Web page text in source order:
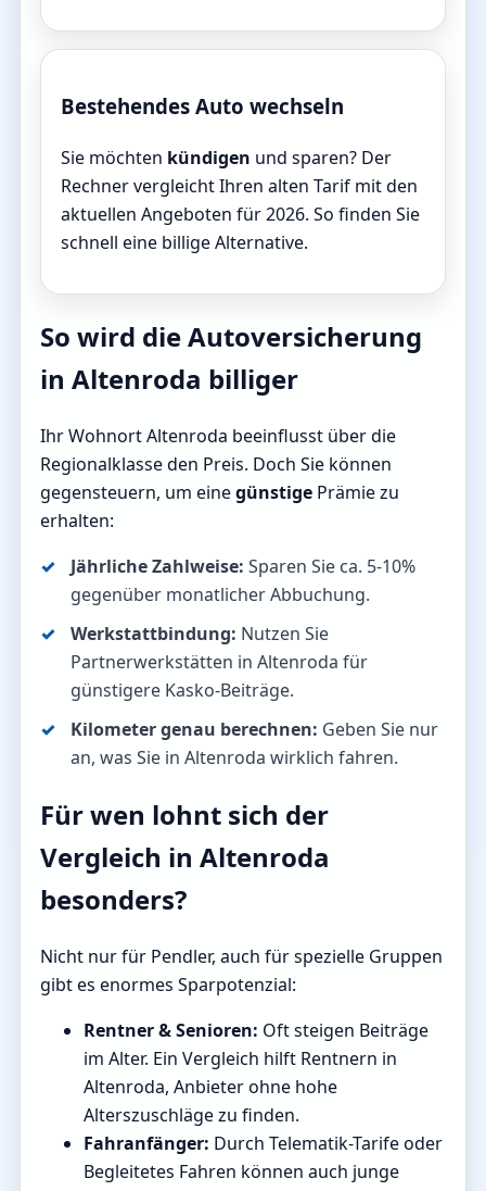
Bestehendes Auto wechseln
Sie möchten kündigen und sparen? Der
Rechner vergleicht Ihren alten Tarif mit den
aktuellen Angeboten für 2026. So finden Sie
schnell eine billige Alternative.
So wird die Autoversicherung
in Altenroda billiger
Ihr Wohnort Altenroda beeinflusst über die
Regionalklasse den Preis. Doch Sie können
gegensteuern, um einegünstige Prämie zu
erhalten:
Jährliche Zahlweise: Sparen Sie ca. 5-10%
gegenüber monatlicher Abbuchung.
Werkstattbindung: Nutzen Sie
Partnerwerkstätten in Altenroda für
günstigere Kasko-Beiträge.
Kilometer genau berechnen: Geben Sie nur
an, was Sie in Altenroda wirklich fahren.
Für wen lohnt sich der
Vergleich in Altenroda
besonders?
Nicht nur für Pendler, auch für spezielle Gruppen
gibt es enormes Sparpotenzial:
Rentner & Senioren: Oft steigen Beiträge
im Alter. Ein Vergleich hilft Rentnern in
Altenroda, Anbieter ohne hohe
Alterszuschläge zu finden.
Fahranfänger: Durch Telematik-Tarife oder
Begleitetes Fahren können auch junge